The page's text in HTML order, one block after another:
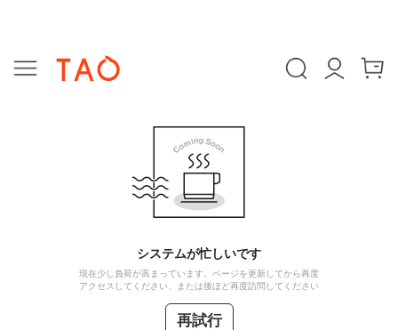
システムが忙しいです
現在少し負荷が高まっています。ページを更新してから再度
アクセスしてください、または後ほど再度訪問してください
再試行